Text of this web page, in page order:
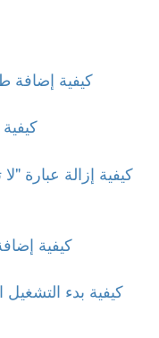
كيفية إضافة
كيفية إزالة عبارة
كيفية
كيفية بدء التشغيل